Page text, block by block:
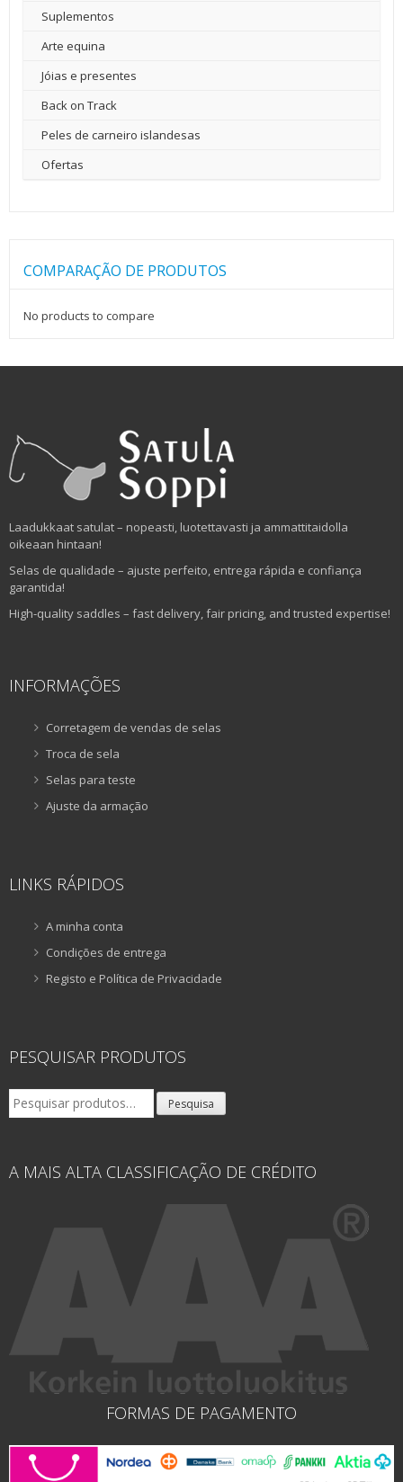
Suplementos
Arte equina
Jóias e presentes
Back on Track
Peles de carneiro islandesas
Ofertas
COMPARAÇÃO DE PRODUTOS
No products to compare
Laadukkaat satulat – nopeasti, luotettavasti ja ammattitaidolla
oikeaan hintaan!
Selas de qualidade – ajuste perfeito, entrega rápida e confiança
garantida!
High-quality saddles – fast delivery, fair pricing, and trusted expertise!
INFORMAÇÕES
Corretagem de vendas de selas
Troca de sela
Selas para teste
Ajuste da armação
LINKS RÁPIDOS
A minha conta
Condições de entrega
Registo e Política de Privacidade
PESQUISAR PRODUTOS
Pesquisar
por:
Pesquisa
A MAIS ALTA CLASSIFICAÇÃO DE CRÉDITO
FORMAS DE PAGAMENTO